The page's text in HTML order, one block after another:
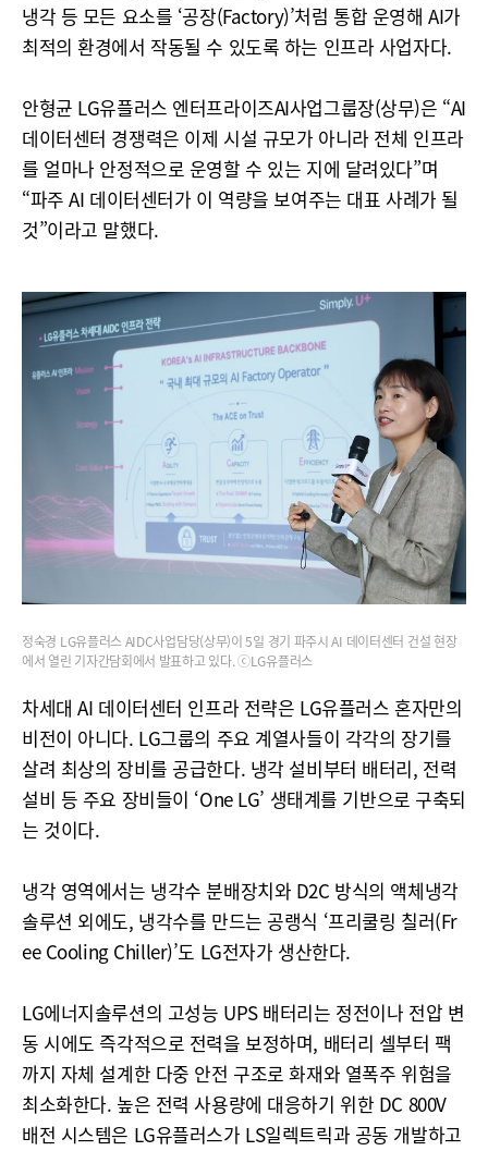
냉각 등 모든 요소를 ‘공장(Factory)’처럼 통합 운영해 AI가
최적의 환경에서 작동될 수 있도록 하는 인프라 사업자다.
안형균 LG유플러스 엔터프라이즈AI사업그룹장(상무)은 “AI
데이터센터 경쟁력은 이제 시설 규모가 아니라 전체 인프라
를 얼마나 안정적으로 운영할 수 있는 지에 달려있다”며
“파주 AI 데이터센터가 이 역량을 보여주는 대표 사례가 될
것”이라고 말했다.
정숙경 LG유플러스 AIDC사업담당(상무)이 5일 경기 파주시 AI 데이터센터 건설 현장
에서 열린 기자간담회에서 발표하고 있다. ⓒLG유플러스
차세대 AI 데이터센터 인프라 전략은 LG유플러스 혼자만의
비전이 아니다. LG그룹의 주요 계열사들이 각각의 장기를
살려 최상의 장비를 공급한다. 냉각 설비부터 배터리, 전력
설비 등 주요 장비들이 ‘One LG’ 생태계를 기반으로 구축되
는 것이다.
냉각 영역에서는 냉각수 분배장치와 D2C 방식의 액체냉각
솔루션 외에도, 냉각수를 만드는 공랭식 ‘프리쿨링 칠러(Fr
ee Cooling Chiller)’도 LG전자가 생산한다.
LG에너지솔루션의 고성능 UPS 배터리는 정전이나 전압 변
동 시에도 즉각적으로 전력을 보정하며, 배터리 셀부터 팩
까지 자체 설계한 다중 안전 구조로 화재와 열폭주 위험을
최소화한다. 높은 전력 사용량에 대응하기 위한 DC 800V
배전 시스템은 LG유플러스가 LS일렉트릭과 공동 개발하고